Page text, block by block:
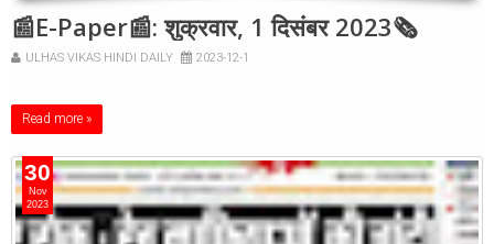
📰E-Paper📰: शुक्रवार, 1 दिसंबर 2023🗞
ULHAS VIKAS HINDI DAILY 2023-12-1
Read more »
30
Nov
2023